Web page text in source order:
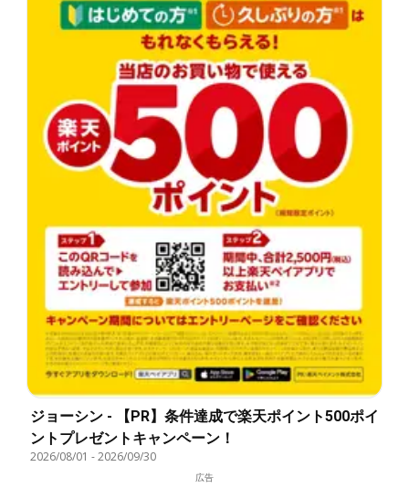
ジョーシン - 【PR】条件達成で楽天ポイント500ポイ
ントプレゼントキャンペーン！
2026/08/01 -2026/09/30
広告